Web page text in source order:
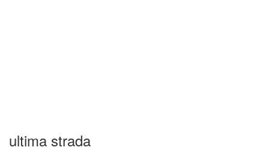
ultima strada